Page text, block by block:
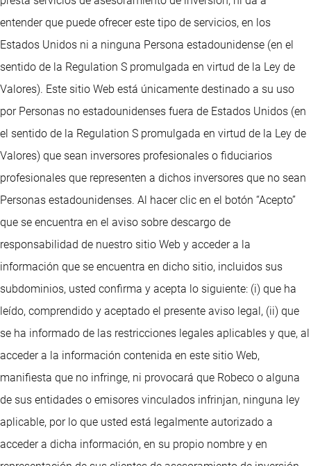
entender que puede ofrecer este tipo de servicios, en los
Estados Unidos ni a ninguna Persona estadounidense (en el
sentido de la Regulation S promulgada en virtud de la Ley de
Valores). Este sitio Web está únicamente destinado a su uso
por Personas no estadounidenses fuera de Estados Unidos (en
el sentido de la Regulation S promulgada en virtud de la Ley de
Valores) que sean inversores profesionales o fiduciarios
profesionales que representen a dichos inversores que no sean
Personas estadounidenses. Al hacer clic en el botón “Acepto”
que se encuentra en el aviso sobre descargo de
responsabilidad de nuestro sitio Web y acceder a la
información que se encuentra en dicho sitio, incluidos sus
subdominios, usted confirma y acepta lo siguiente: (i) que ha
leído, comprendido y aceptado el presente aviso legal, (ii) que
se ha informado de las restricciones legales aplicables y que, al
acceder a la información contenida en este sitio Web,
manifiesta que no infringe, ni provocará que Robeco o alguna
de sus entidades o emisores vinculados infrinjan, ninguna ley
aplicable, por lo que usted está legalmente autorizado a
acceder a dicha información, en su propio nombre y en